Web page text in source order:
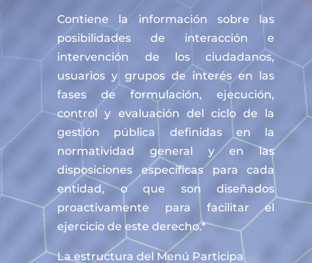
Contiene la información sobre las
posibilidades de interacción e
intervención de los ciudadanos,
usuarios y grupos de interés en las
fases de formulación, ejecución,
control y evaluación del ciclo de la
gestión pública definidas en la
normatividad general y en las
disposiciones específicas para cada
entidad, o que son diseñados
proactivamente para facilitar el
ejercicio de este derecho.*
La estructura del Menú Participa